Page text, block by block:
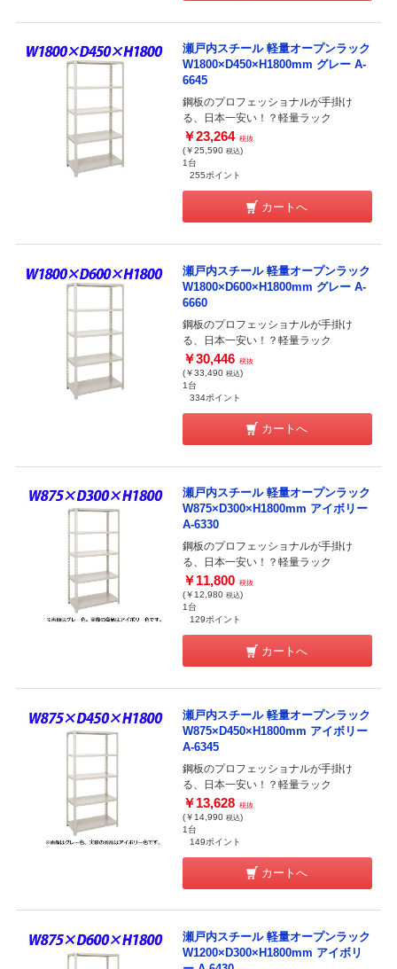
瀬戸内スチール 軽量オープンラック
W1800×D450×H1800mm グレー A-
6645
鋼板のプロフェッショナルが手掛け
る、日本一安い！？軽量ラック
￥23,264 税抜
(￥25,590 税込)
1台
255ポイント
カートへ
瀬戸内スチール 軽量オープンラック
W1800×D600×H1800mm グレー A-
6660
鋼板のプロフェッショナルが手掛け
る、日本一安い！？軽量ラック
￥30,446 税抜
(￥33,490 税込)
1台
334ポイント
カートへ
瀬戸内スチール 軽量オープンラック
W875×D300×H1800mm アイボリー
A-6330
鋼板のプロフェッショナルが手掛け
る、日本一安い！？軽量ラック
￥11,800 税抜
(￥12,980 税込)
1台
129ポイント
カートへ
瀬戸内スチール 軽量オープンラック
W875×D450×H1800mm アイボリー
A-6345
鋼板のプロフェッショナルが手掛け
る、日本一安い！？軽量ラック
￥13,628 税抜
(￥14,990 税込)
1台
149ポイント
カートへ
瀬戸内スチール 軽量オープンラック
W1200×D300×H1800mm アイボリ